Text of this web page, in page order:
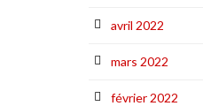
avril 2022
mars 2022
février 2022